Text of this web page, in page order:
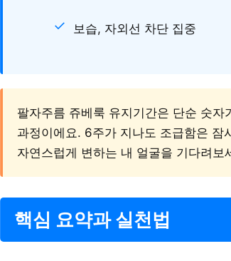
보습, 자외선 차단 집중
팔자주름 쥬베룩 유지기간은 단순 숫
과정이에요. 6주가 지나도 조급함은 잠
자연스럽게 변하는 내 얼굴을 기다려보
핵심 요약과 실천법